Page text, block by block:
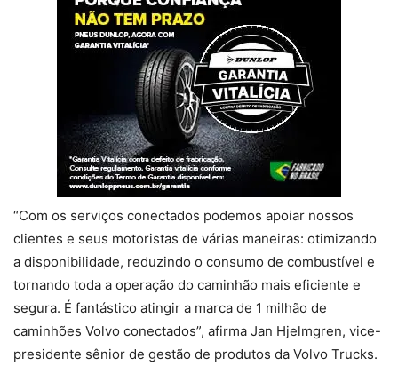
“Com os serviços conectados podemos apoiar nossos
clientes e seus motoristas de várias maneiras: otimizando
a disponibilidade, reduzindo o consumo de combustível e
tornando toda a operação do caminhão mais eficiente e
segura. É fantástico atingir a marca de 1 milhão de
caminhões Volvo conectados”, afirma Jan Hjelmgren, vice-
presidente sênior de gestão de produtos da Volvo Trucks.